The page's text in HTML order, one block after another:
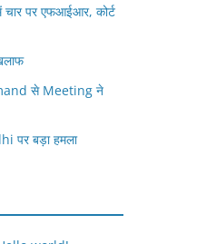
चार पर एफआईआर, कोर्ट
से Meeting ने
पर बड़ा हमला